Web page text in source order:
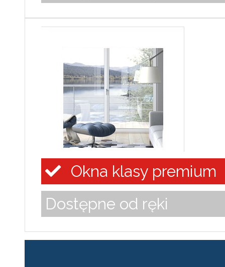
Okna klasy premium
Dostępne od ręki